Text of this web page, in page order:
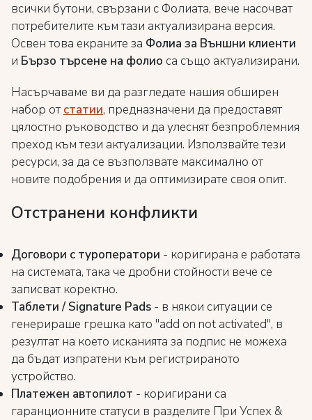
всички бутони, свързани с Фолиата, вече насочват
потребителите към тази актуализирана версия.
Освен това екраните за Фолиа за Външни клиенти
и Бързо търсене на фолио са също актуализирани.
Насърчаваме ви да разгледате нашия обширен
набор от статии, предназначени да предоставят
цялостно ръководство и да улеснят безпроблемния
преход към тези актуализации. Използвайте тези
ресурси, за да се възползвате максимално от
новите подобрения и да оптимизирате своя опит.
Отстранени конфликти
Договори с туроператори - коригирана е работата
на системата, така че дробни стойности вече се
записват коректно.
Таблети / Signature Pads - в някои ситуации се
генерираше грешка като "add on not activated", в
резултат на което исканията за подпис не можеха
да бъдат изпратени към регистрираното
устройство.
Платежен автопилот - коригирани са
гаранционните статуси в разделите При Успех &